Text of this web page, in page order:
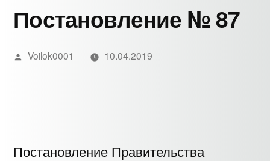
Постановление № 87
Написано
Voilok0001 10.04.2019
Постановление Правительства